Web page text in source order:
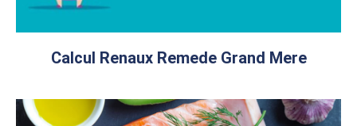
Calcul Renaux Remede Grand Mere